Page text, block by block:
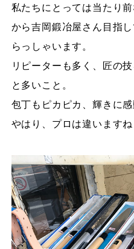
私たちにとっては当たり
から吉岡鍛冶屋さん目指
らっしゃいます。
リピーターも多く、匠の
と多いこと。
包丁もピカピカ、輝きに感
やはり、プロは違いますね